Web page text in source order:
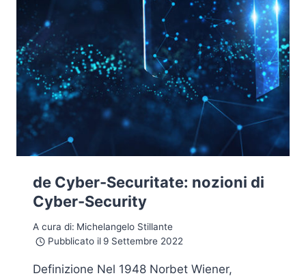
de Cyber-Securitate: nozioni di
Cyber-Security
A cura di: Michelangelo Stillante
Pubblicato il 9 Settembre 2022
Definizione Nel 1948 Norbet Wiener,